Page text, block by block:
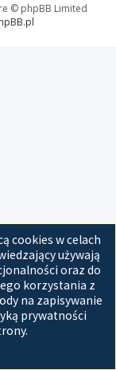
cookies w celach
używają
oraz do
korzystania z
na zapisywanie
prywatności
© phpBB Limited